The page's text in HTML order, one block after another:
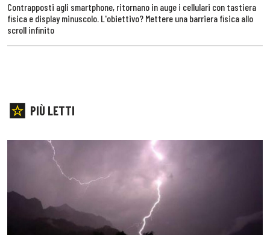
Contrapposti agli smartphone, ritornano in auge i cellulari con tastiera
fisica e display minuscolo. L'obiettivo? Mettere una barriera fisica allo
scroll infinito
PIÙ LETTI